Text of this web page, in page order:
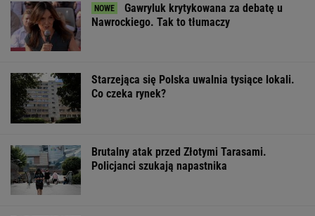
Gawryluk krytykowana za debatę u
Nawrockiego. Tak to tłumaczy
Starzejąca się Polska uwalnia tysiące lokali.
Co czeka rynek?
Brutalny atak przed Złotymi Tarasami.
Policjanci szukają napastnika